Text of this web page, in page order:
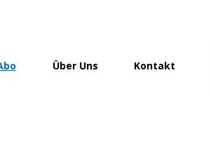
Über Uns Kontakt